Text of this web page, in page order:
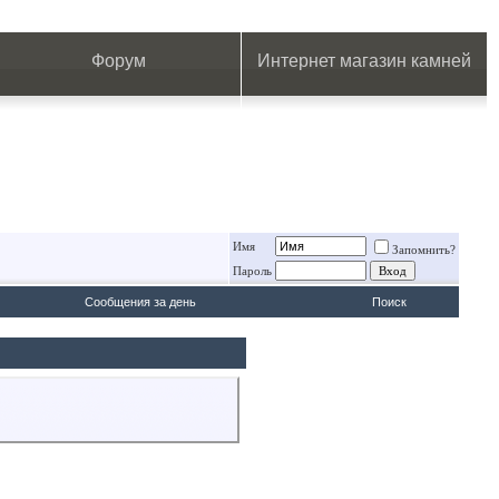
Форум Интернет магазин камней
Имя
Запомнить?
Пароль
Сообщения за день Поиск